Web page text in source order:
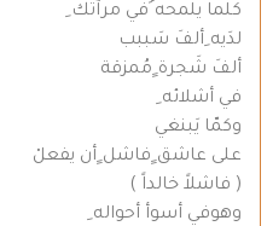
كلما يلمحه ُفي مرآتك ِ
لدَيه ِألفَ سَببب
ألفَ شَجرة ٍمُمزقة
في أشلائه ِ
وكمّا يَبنغي
على عاشق ٍفاشل ٍأن يفعلْ
( فاشلاً خالداً )
وهوفي أسوأ أحواله ِ